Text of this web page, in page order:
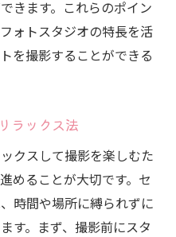
きます。これらのポイン
ォトスタジオの特長を活
を撮影することができる
ラックス法
クスして撮影を楽しむた
めることが大切です。セ
時間や場所に縛られずに
す。まず、撮影前にスタ